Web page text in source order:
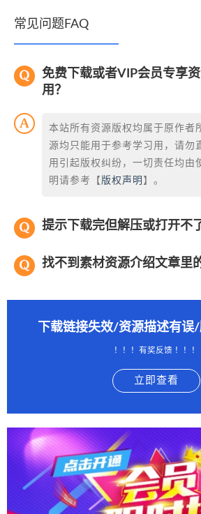
常见问题FAQ
免费下载或者VIP会员专享
用？
本站所有资源版权均属于原作者
源均只能用于参考学习用，请勿
用引起版权纠纷，一切责任均由
明请参考【 版权声明 】。
提示下载完但解压或打开不
找不到素材资源介绍文章里
下载链接失效/资源描述有误
！！！有奖反馈 ！！！
立即查看